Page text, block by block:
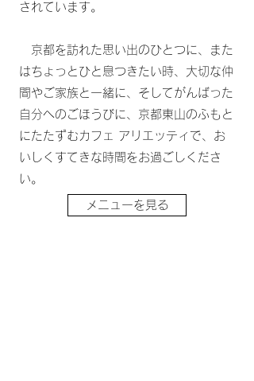
されています。
京都を訪れた思い出のひとつに、また
はちょっとひと息つきたい時、大切な仲
間やご家族と一緒に、そしてがんばった
自分へのごほうびに、京都東山のふもと
にたたずむカフェ アリエッティで、お
いしくすてきな時間をお過ごしくださ
い。
メニューを見る